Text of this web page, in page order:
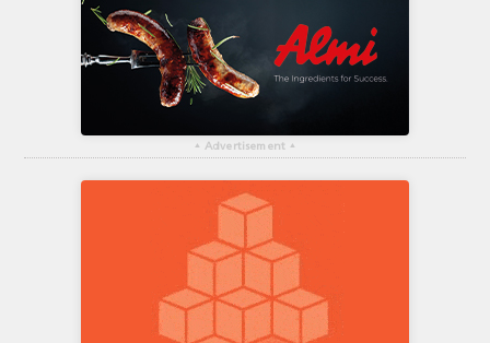
▴ Advertisement ▴